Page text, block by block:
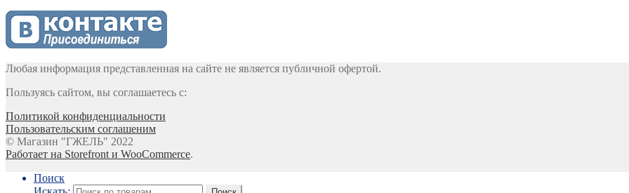
Любая информация представленная на сайте не является публичной офертой.
Пользуясь сайтом, вы соглашаетесь с:
Политикой конфиденциальности
Пользовательским соглашеним
© Магазин "ГЖЕЛЬ" 2022
Работает на Storefront и WooCommerce.
Поиск